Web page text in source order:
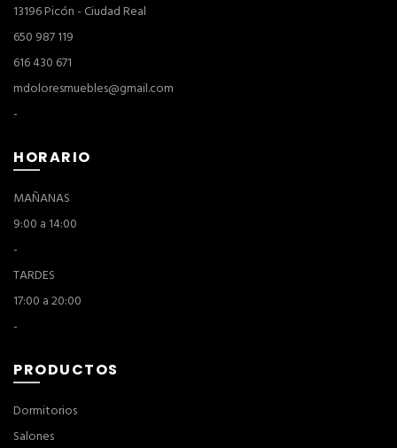
13196 Picón - Ciudad Real
650 987 119
616 430 671
mdoloresmuebles@gmail.com
-
HORARIO
MAÑANAS
9:00 a 14:00
-
TARDES
17:00 a 20:00
-
PRODUCTOS
Dormitorios
Salones